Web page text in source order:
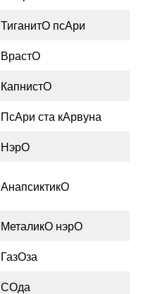
ТиганитО псАри
ВрастО
КапнистО
ПсАри ста кАрвуна
НэрО
АнапсиктикО
МеталикО нэрО
ГазОза
СОда